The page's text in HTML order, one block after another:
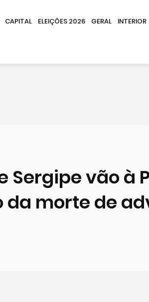
CAPITAL ELEIÇÕES 2026 GERAL INTERIOR
Sergipe vão
morte de